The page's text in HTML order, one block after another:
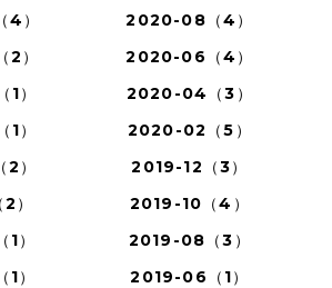
）
2020-08（4）
）
2020-06（4）
）
2020-04（3）
）
2020-02（5）
）
2019-12（3）
）
2019-10（4）
）
2019-08（3）
）
2019-06（1）